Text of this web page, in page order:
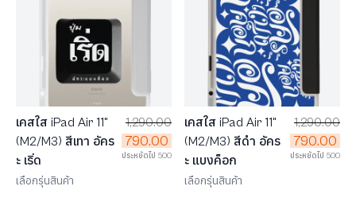
เคสใส iPad Air 11"
(M2/M3) สีเทา อัคร
ะ เริ่ด
1,290.00
790.00
ประหยัดไป 500
เลือกรุ่นสินค้า
เคสใส iPad Air 11"
(M2/M3) สีดำ อัคร
ะ แบงค็อก
1,290.00
790.00
ประหยัดไป 500
เลือกรุ่นสินค้า